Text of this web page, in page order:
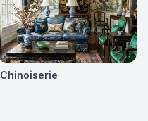
Chinoiserie